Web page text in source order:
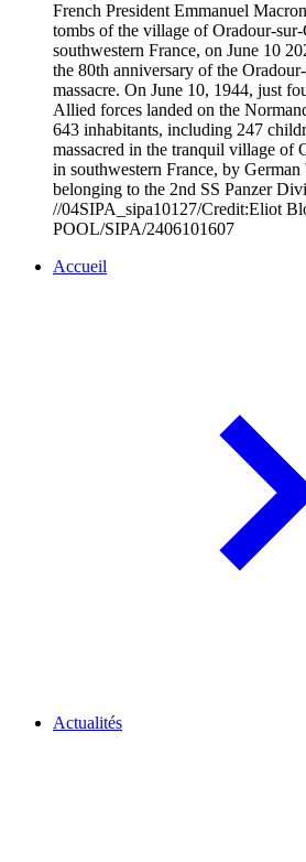
French President Emmanuel
tombs of the village of Oradour-sur-
southwestern France, on June 10
the 80th anniversary of the
massacre. On June 10, 1944, just
Allied forces landed on the
643 inhabitants, including 247
massacred in the tranquil village of
in southwestern France, by
belonging to the 2nd SS Panzer
//04SIPA_sipa10127/Credit:Eliot
POOL/SIPA/2406101607
Accueil
Actualités